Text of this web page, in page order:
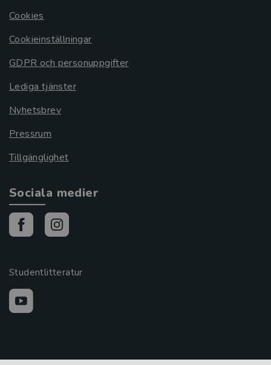
Cookies
Cookieinställningar
GDPR och personuppgifter
Lediga tjänster
Nyhetsbrev
Pressrum
Tillgänglighet
Sociala medier
Studentlitteratur